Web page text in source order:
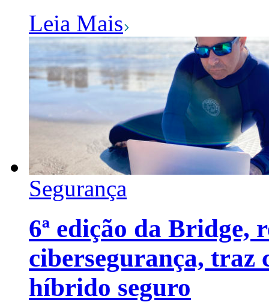
Leia Mais
Segurança
6ª edição da Bridge,
cibersegurança, traz
híbrido seguro